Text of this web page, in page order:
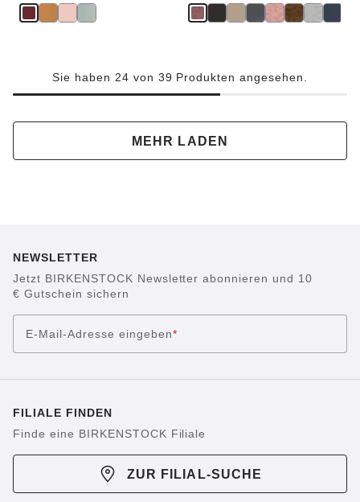
Sie haben 24 von 39 Produkten angesehen.
MEHR LADEN
NEWSLETTER
Jetzt BIRKENSTOCK Newsletter abonnieren und 10
€ Gutschein sichern
E-Mail-Adresse eingeben*
FILIALE FINDEN
Finde eine BIRKENSTOCK Filiale
ZUR FILIAL-SUCHE